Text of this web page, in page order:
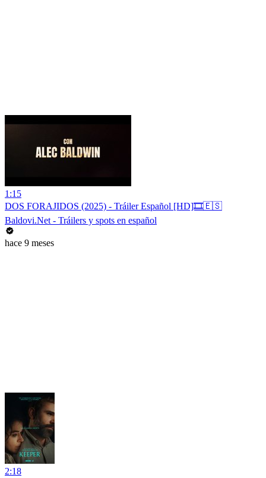
1:15
DOS FORAJIDOS (2025) - Tráiler Español [HD]🎞️🇪🇸
Baldovi.Net - Tráilers y spots en español
hace 9 meses
2:18